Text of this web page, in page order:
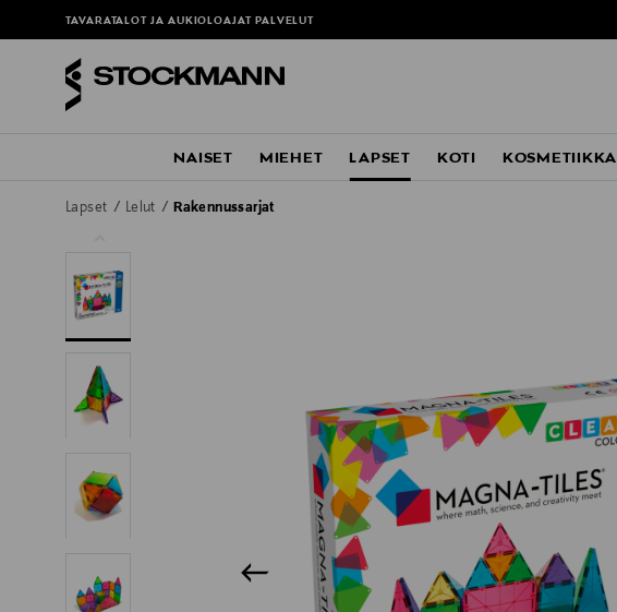
TAVARATALOT JA AUKIOLOAJAT PALVELUT
NAISET MIEHET LAPSET KOTI KOSMETIIKKA
Lapset Lelut Rakennussarjat